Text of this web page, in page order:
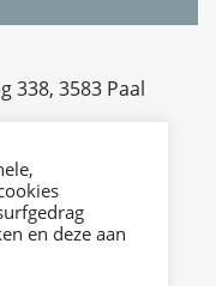
338, 3583 Paal
en deze aan